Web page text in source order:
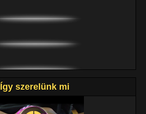
Így szerelünk mi